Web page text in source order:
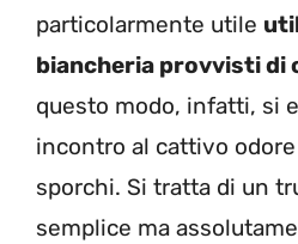
particolarmente utile
biancheria provvisti di
questo modo, infatti, si
incontro al cattivo
sporchi. Si tratta di un
semplice ma